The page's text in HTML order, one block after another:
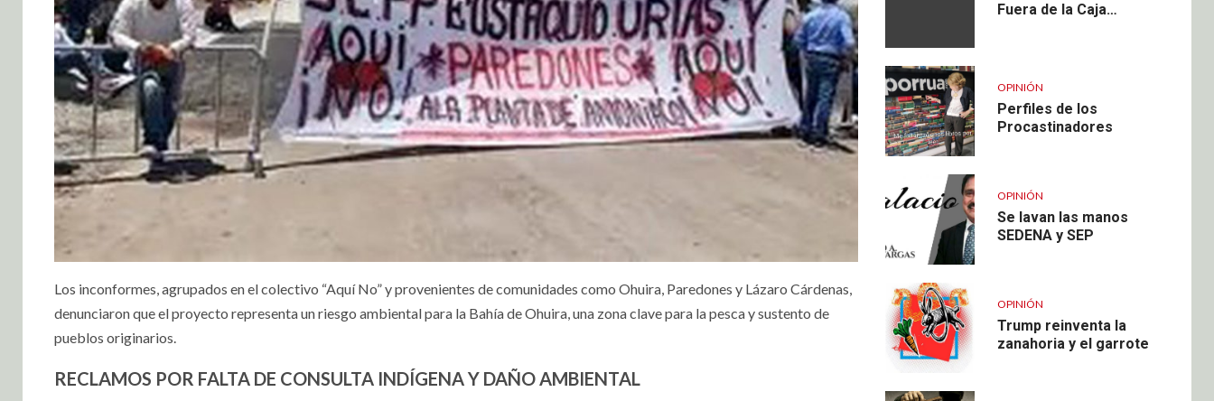
Los inconformes, agrupados en el colectivo “Aquí No” y provenientes de comunidades como Ohuira, Paredones y Lázaro Cárdenas,
denunciaron que el proyecto representa un riesgo ambiental para la Bahía de Ohuira, una zona clave para la pesca y sustento de
pueblos originarios.
RECLAMOS POR FALTA DE CONSULTA INDÍGENA Y DAÑO AMBIENTAL
Fuera de la Caja…
OPINIÓN
Perfiles de los
Procastinadores
OPINIÓN
Se lavan las manos
SEDENA y SEP
OPINIÓN
Trump reinventa la
zanahoria y el garrote